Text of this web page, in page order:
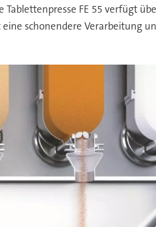
FE 55 verfügt
schonendere Verarbeitung